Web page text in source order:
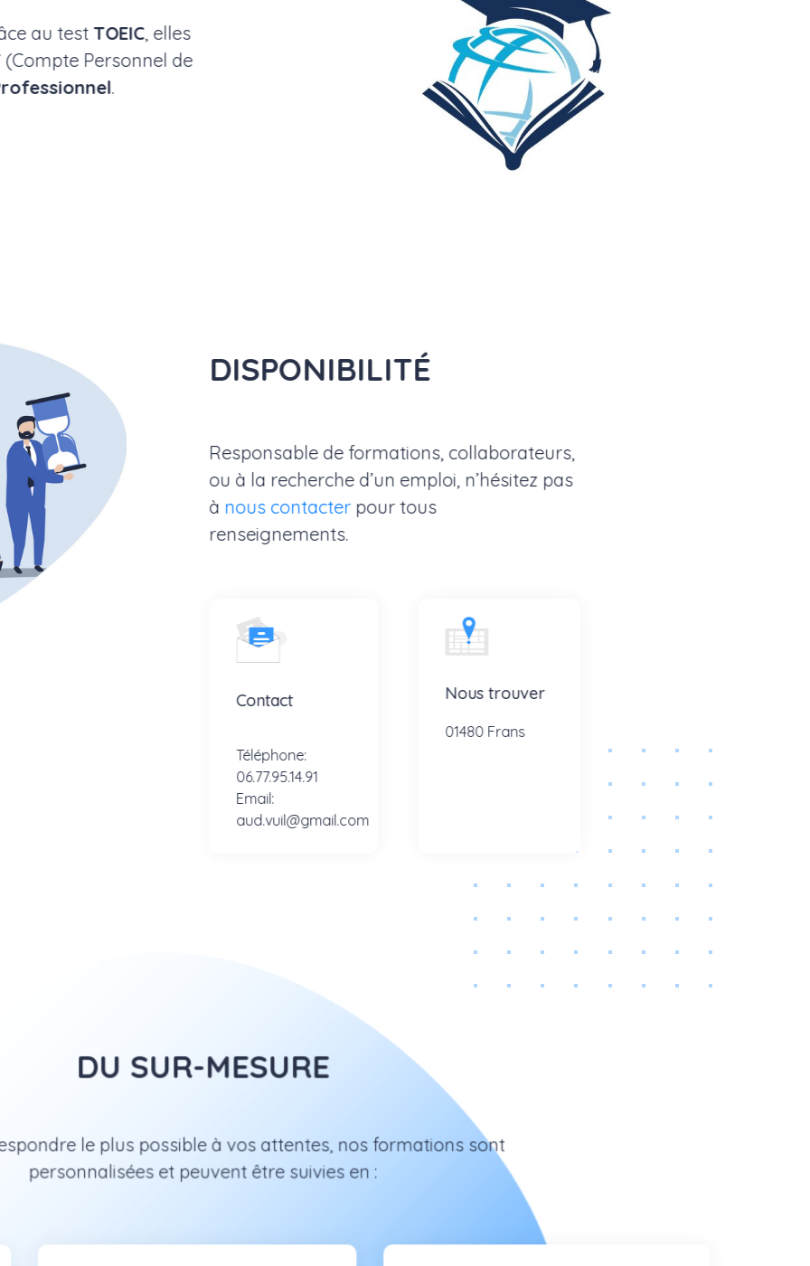
au testTOEIC, elles
(Compte Personnel de
.
DISPONIBILITÉ
Responsable de formations, collaborateurs,
ou à la recherche d’un emploi, n’hésitez pas
à nous contacterpour tous
renseignements.
Contact
Téléphone:
06.77.95.14.91
Email:
aud.vuil@gmail.com
Nous trouver
01480 Frans
DU SUR-MESURE
le plus possible à vos attentes, nos formations sont
personnalisées et peuvent être suivies en :